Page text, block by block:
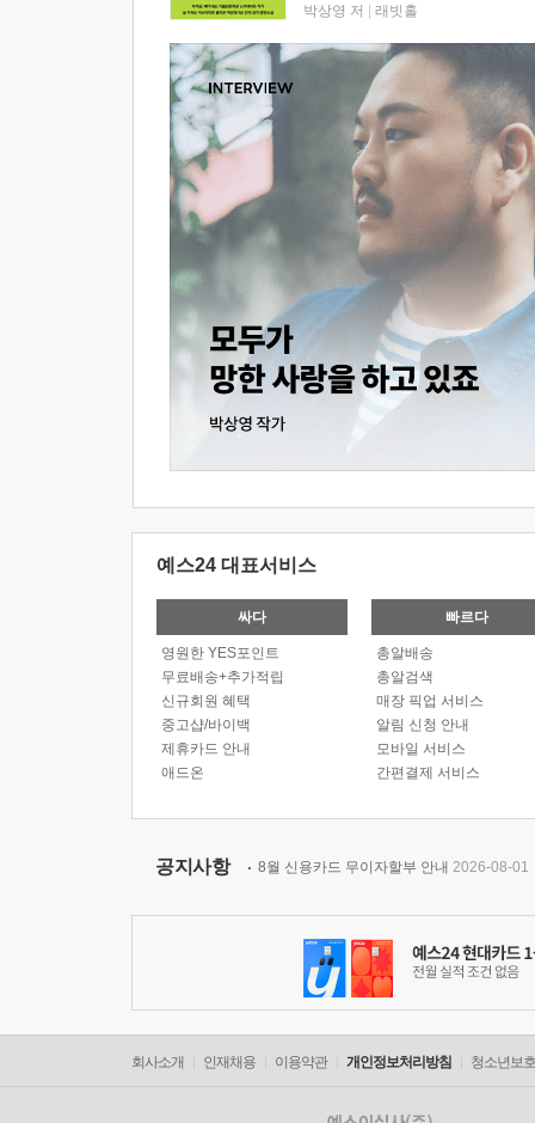
박상영 저 래빗홀
예스24 대표서비스
싸다
영원한 YES포인트
무료배송+추가적립
신규회원 혜택
중고샵/바이백
제휴카드 안내
애드온
빠르다
총알배송
총알검색
매장 픽업 서비스
알림 신청 안내
모바일 서비스
간편결제 서비스
공지사항 8월 신용카드 무이자할부 안내 2026-08-01
회사소개 인재채용 이용약관 개인정보처리방침 청소년보